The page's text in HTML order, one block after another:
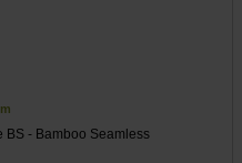
BS - Bamboo Seamless